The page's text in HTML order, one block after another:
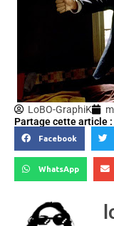
LoBO-GraphiK
Partage cette article :
Facebook
WhatsApp